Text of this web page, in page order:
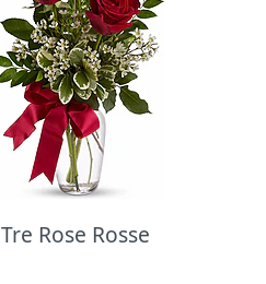
Tre Rose Rosse